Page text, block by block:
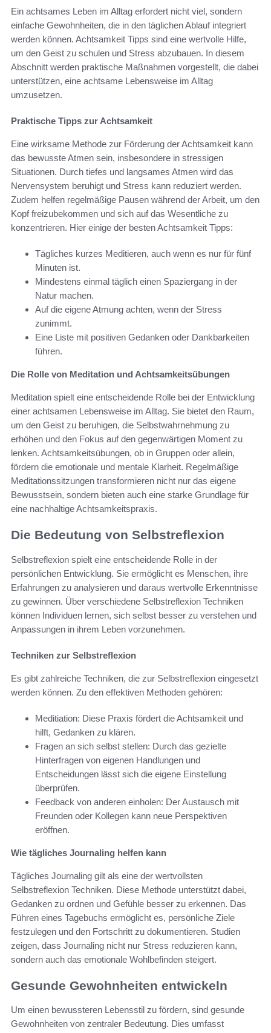
Ein achtsames Leben im Alltag erfordert nicht viel, sondern
einfache Gewohnheiten, die in den täglichen Ablauf integriert
werden können. Achtsamkeit Tipps sind eine wertvolle Hilfe,
um den Geist zu schulen und Stress abzubauen. In diesem
Abschnitt werden praktische Maßnahmen vorgestellt, die dabei
unterstützen, eine achtsame Lebensweise im Alltag
umzusetzen.
Praktische Tipps zur Achtsamkeit
Eine wirksame Methode zur Förderung der Achtsamkeit kann
das bewusste Atmen sein, insbesondere in stressigen
Situationen. Durch tiefes und langsames Atmen wird das
Nervensystem beruhigt und Stress kann reduziert werden.
Zudem helfen regelmäßige Pausen während der Arbeit, um den
Kopf freizubekommen und sich auf das Wesentliche zu
konzentrieren. Hier einige der besten Achtsamkeit Tipps:
Tägliches kurzes Meditieren, auch wenn es nur für fünf
Minuten ist.
Mindestens einmal täglich einen Spaziergang in der
Natur machen.
Auf die eigene Atmung achten, wenn der Stress
zunimmt.
Eine Liste mit positiven Gedanken oder Dankbarkeiten
führen.
Die Rolle von Meditation und Achtsamkeitsübungen
Meditation spielt eine entscheidende Rolle bei der Entwicklung
einer achtsamen Lebensweise im Alltag. Sie bietet den Raum,
um den Geist zu beruhigen, die Selbstwahrnehmung zu
erhöhen und den Fokus auf den gegenwärtigen Moment zu
lenken. Achtsamkeitsübungen, ob in Gruppen oder allein,
fördern die emotionale und mentale Klarheit. Regelmäßige
Meditationssitzungen transformieren nicht nur das eigene
Bewusstsein, sondern bieten auch eine starke Grundlage für
eine nachhaltige Achtsamkeitspraxis.
Die Bedeutung von Selbstreflexion
Selbstreflexion spielt eine entscheidende Rolle in der
persönlichen Entwicklung. Sie ermöglicht es Menschen, ihre
Erfahrungen zu analysieren und daraus wertvolle Erkenntnisse
zu gewinnen. Über verschiedene Selbstreflexion Techniken
können Individuen lernen, sich selbst besser zu verstehen und
Anpassungen in ihrem Leben vorzunehmen.
Techniken zur Selbstreflexion
Es gibt zahlreiche Techniken, die zur Selbstreflexion eingesetzt
werden können. Zu den effektiven Methoden gehören:
Meditiation: Diese Praxis fördert die Achtsamkeit und
hilft, Gedanken zu klären.
Fragen an sich selbst stellen: Durch das gezielte
Hinterfragen von eigenen Handlungen und
Entscheidungen lässt sich die eigene Einstellung
überprüfen.
Feedback von anderen einholen: Der Austausch mit
Freunden oder Kollegen kann neue Perspektiven
eröffnen.
Wie tägliches Journaling helfen kann
Tägliches Journaling gilt als eine der wertvollsten
Selbstreflexion Techniken. Diese Methode unterstützt dabei,
Gedanken zu ordnen und Gefühle besser zu erkennen. Das
Führen eines Tagebuchs ermöglicht es, persönliche Ziele
festzulegen und den Fortschritt zu dokumentieren. Studien
zeigen, dass Journaling nicht nur Stress reduzieren kann,
sondern auch das emotionale Wohlbefinden steigert.
Gesunde Gewohnheiten entwickeln
Um einen bewussteren Lebensstil zu fördern, sind gesunde
Gewohnheiten von zentraler Bedeutung. Dies umfasst